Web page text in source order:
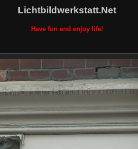
Lichtbildwerkstatt.Net
Have fun and enjoy life!